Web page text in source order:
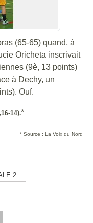
(65-65) quand, à
Oricheta inscrivait
(9è, 13 points)
à Dechy, un
Ouf.
14).*
* Source : La Voix du Nord
2